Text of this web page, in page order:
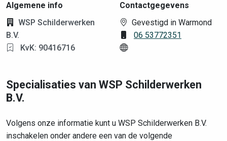
Algemene info
WSP Schilderwerken
B.V.
KvK: 90416716
Contactgegevens
Gevestigd in Warmond
06 53772351
Specialisaties van WSP Schilderwerken
B.V.
Volgens onze informatie kunt u WSP Schilderwerken B.V.
inschakelen onder andere een van de volgende